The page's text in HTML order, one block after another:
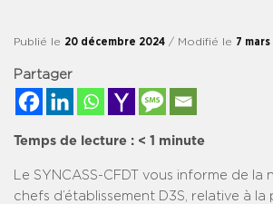
Publié le 20 décembre 2024 / Modifié le 7 mars
Partager
Temps de lecture : < 1 minute
Le SYNCASS-CFDT vous informe de la
chefs d’établissement D3S, relative à la